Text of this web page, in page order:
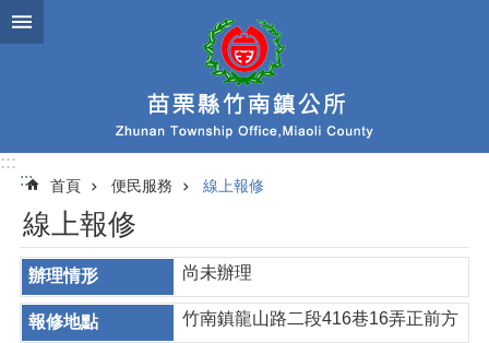
跳到主要內容區塊
:::
:::
首頁 便民服務 線上報修
線上報修
尚未辦理
竹南鎮龍山路二段416巷16弄正前方